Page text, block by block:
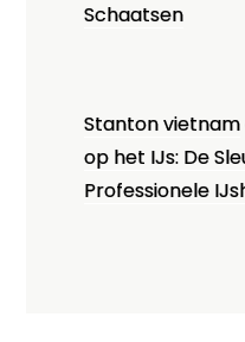
Schaatsen
Stanton vietnam
op het IJs: De
Professionele